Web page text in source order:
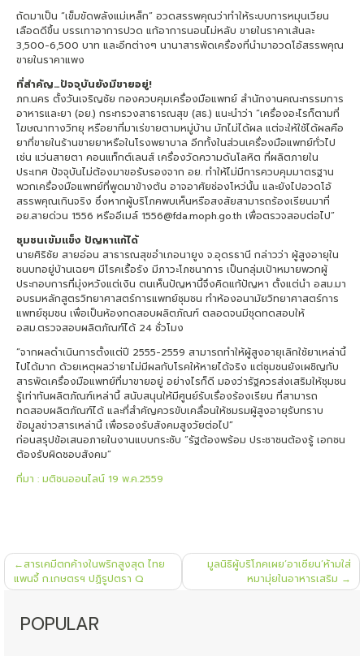
ถัดมาเป็น “เข็มขัดพลังแม่เหล็ก” อวดสรรพคุณว่าทำให้ระบบการหมุนเวียน
เลือดดีขึ้น บรรเทาอาการปวด แก้อาการนอนไม่หลับ ขายในราคาเส้นละ
3,500-6,500 บาท และอีกต่างๆ นานาสารพัดเครื่องที่นำมาอวดโอ้สรรพคุณ
ขายในราคาแพง
ที่สำคัญ…ปัจจุบันยังมีขายอยู่!
ภก.นคร ตั้งวันเจริญชัย กองควบคุมเครื่องมือแพทย์ สำนักงานคณะกรรมการ
อาหารและยา (อย.) กระทรวงสาธารณสุข (สธ.) แนะนำว่า “เครื่องอะไรก็ตามที่
โฆษณาทางวิทยุ หรือยาที่มาเร่ขายตามหมู่บ้าน มักไม่ได้ผล แต่จะให้ใช้ได้ผลคือ
ยาที่ขายในร้านขายยาหรือในโรงพยาบาล อีกทั้งในส่วนเครื่องมือแพทย์ทั่วไป
เช่น แว่นสายตา คอนแท็กต์เลนส์ เครื่องวัดความดันโลหิต ที่ผลิตภายใน
ประเทศ ปัจจุบันไม่ต้องมาขอรับรองจาก อย. ทำให้ไม่มีการควบคุมมาตรฐาน
พวกเครื่องมือแพทย์ที่พูดมาข้างต้น อาจอาศัยช่องโหว่นั้น และยังไปอวดโอ้
สรรพคุณเกินจริง ซึ่งหากผู้บริโภคพบเห็นหรือสงสัยสามารถร้องเรียนมาที่
อย.สายด่วน 1556 หรืออีเมล์ 1556@fda.moph.go.th เพื่อตรวจสอบต่อไป”
ชุมชนเข้มแข็ง ปัญหาแก้ได้
นายศิริชัย สายอ่อน สาธารณสุขอำเภอนายูง จ.อุดรธานี กล่าวว่า ผู้สูงอายุใน
ชนบทอยู่บ้านเฉยๆ มีโรคเรื้อรัง มีภาวะโภชนาการ เป็นกลุ่มเป้าหมายพวกผู้
ประกอบการที่มุ่งหวังแต่เงิน ตนเห็นปัญหานี้จึงคิดแก้ปัญหา ตั้งแต่นำ อสม.มา
อบรมหลักสูตรวิทยาศาสตร์การแพทย์ชุมชน ทำห้องอนามัยวิทยาศาสตร์การ
แพทย์ชุมชน เพื่อเป็นห้องทดสอบผลิตภัณฑ์ ตลอดจนมีชุดทดสอบให้
อสม.ตรวจสอบผลิตภัณฑ์ได้ 24 ชั่วโมง
“จากผลดำเนินการตั้งแต่ปี 2555-2559 สามารถทำให้ผู้สูงอายุเลิกใช้ยาเหล่านี้
ไปได้มาก ด้วยเหตุผลว่ายาไม่มีผลกับโรคให้หายได้จริง แต่ชุมชนยังเผชิญกับ
สารพัดเครื่องมือแพทย์ที่มาขายอยู่ อย่างไรก็ดี มองว่ารัฐควรส่งเสริมให้ชุมชน
รู้เท่าทันผลิตภัณฑ์เหล่านี้ สนับสนุนให้มีศูนย์รับเรื่องร้องเรียน ที่สามารถ
ทดสอบผลิตภัณฑ์ได้ และที่สำคัญควรขับเคลื่อนให้ชมรมผู้สูงอายุรับทราบ
ข้อมูลข่าวสารเหล่านี้ เพื่อรองรับสังคมสูงวัยต่อไป”
ก่อนสรุปข้อเสนอภายในงานแบบกระชับ “รัฐต้องพร้อม ประชาชนต้องรู้ เอกชน
ต้องรับผิดชอบสังคม”
ที่มา : มติชนออนไลน์ 19 พ.ค.2559
แนะแนว
เรื่อง
สารเคมีตกค้างในพริกสูงสุด ไทย
แพนจี้ ก.เกษตรฯ ปฏิรูปตรา Q
มูลนิธิผู้บริโภคเผย’อาเซียน’ห้ามใส่
หมามุ่ยในอาหารเสริม
POPULAR